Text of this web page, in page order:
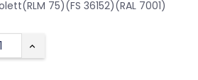
75)(FS 36152)(RAL 7001)